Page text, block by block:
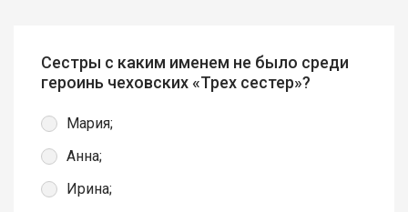
Сестры с каким именем не было среди
героинь чеховских «Трех сестер»?
Мария;
Анна;
Ирина;